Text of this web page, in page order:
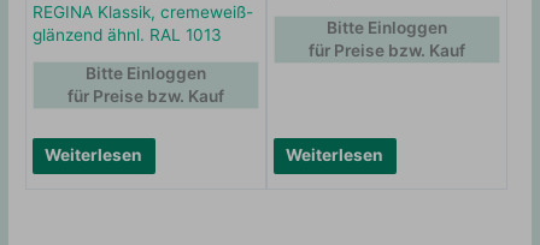
REGINA Klassik, cremeweiß-
glänzend ähnl. RAL 1013
Weiterlesen
Bitte Einloggen
für Preise bzw. Kauf
Weiterlesen
Bitte Einloggen
für Preise bzw. Kauf